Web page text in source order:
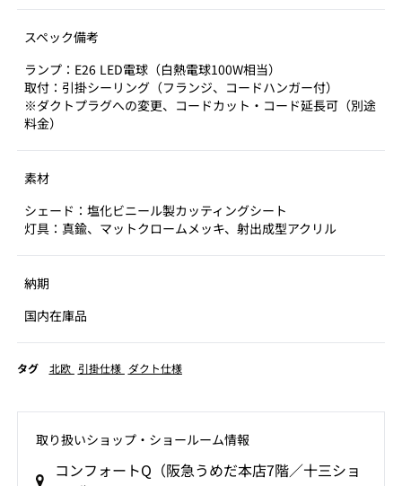
スペック備考
ランプ：E26 LED電球（白熱電球100W相当）
取付：引掛シーリング（フランジ、コードハンガー付）
※ダクトプラグへの変更、コードカット・コード延長可（別途
料金）
素材
シェード：塩化ビニール製カッティングシート
灯具：真鍮、マットクロームメッキ、射出成型アクリル
納期
国内在庫品
タグ 北欧 引掛仕様 ダクト仕様
取り扱いショップ‧ショールーム情報
コンフォートQ（阪急うめだ本店7階／十三ショ